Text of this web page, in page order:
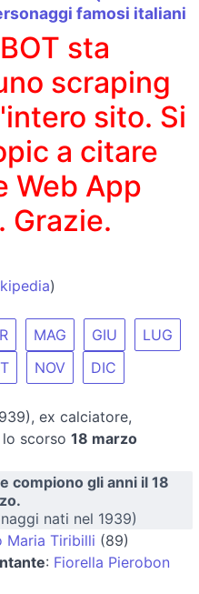
famosi italiani
sta
scraping
sito. Si
a citare
Web App
Grazie.
)
MAG GIU
LUG
NOV DIC
ex calciatore,
scorso 18 marzo
compiono gli anni il 18
nati nel 1939)
Maria Tiribilli (89)
: Fiorella Pierobon